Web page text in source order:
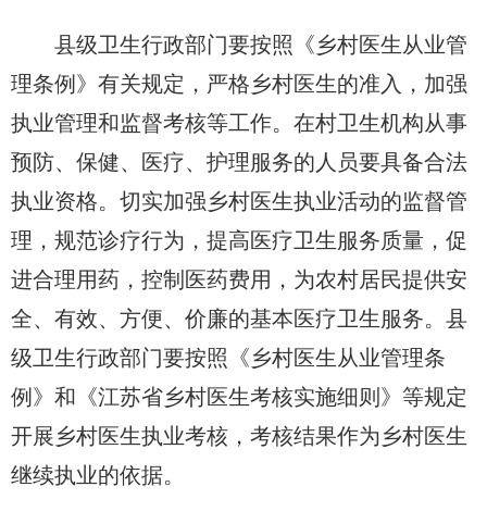
县级卫生行政部门要按照《乡村医生从业管
理条例》有关规定，严格乡村医生的准入，加强
执业管理和监督考核等工作。在村卫生机构从事
预防、保健、医疗、护理服务的人员要具备合法
执业资格。切实加强乡村医生执业活动的监督管
理，规范诊疗行为，提高医疗卫生服务质量，促
进合理用药，控制医药费用，为农村居民提供安
全、有效、方便、价廉的基本医疗卫生服务。县
级卫生行政部门要按照《乡村医生从业管理条
例》和《江苏省乡村医生考核实施细则》等规定
开展乡村医生执业考核，考核结果作为乡村医生
继续执业的依据。